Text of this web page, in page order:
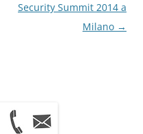
Security Summit 2014 a
Milano →